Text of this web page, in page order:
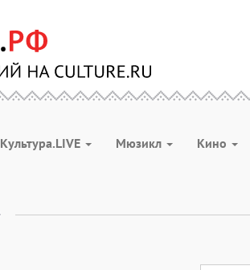
Культура.LIVE Мюзикл Кино